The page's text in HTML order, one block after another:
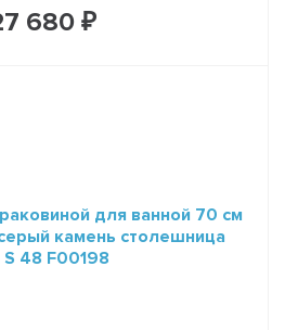
680 ₽
для ванной 70 см
камень столешница
48 F00198